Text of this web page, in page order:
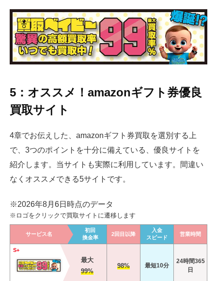
5：オススメ！amazonギフト券優良
買取サイト
4章でお伝えした、amazonギフト券買取を選別する上
で、3つのポイントを十分に備えている、優良サイトを
紹介します。当サイトも実際に利用しています。間違い
なくオススメできる5サイトです。
※2026年8月6日時点のデータ
※ロゴをクリックで買取サイトに遷移します
サービス名
初回
換金率
2回目以降
入金
スピード
営業時間
S+
最大
99%
98% 最短10分
24時間365
日